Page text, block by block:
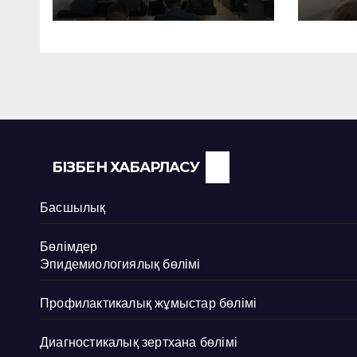
БІЗБЕН ХАБАРЛАСУ
Басшылық
Бөлімдер
Эпидемиологиялық бөлімі
Профилактикалық жұмыстар бөлімі
Диагностикалық зертхана бөлімі